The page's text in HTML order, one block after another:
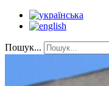
Пошук...